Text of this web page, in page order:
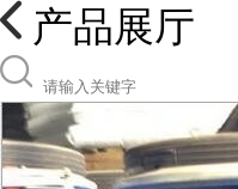
产品展厅